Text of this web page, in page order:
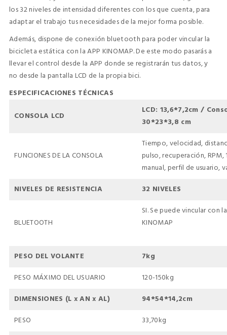
los 32 niveles de intensidad diferentes con los que cuenta, para
adaptar el trabajo tus necesidades de la mejor forma posible.
Además, dispone de conexión bluetooth para poder vincular la
bicicleta estática con la APP KINOMAP. De este modo pasarás a
llevar el control desde la APP donde se registrarán tus datos, y
no desde la pantalla LCD de la propia bici.
ESPECIFICACIONES TÉCNICAS
CONSOLA LCD
LCD: 13,6*7,2cm /
30*23*3,8 cm
FUNCIONES DE LA CONSOLA
Tiempo, velocidad,
pulso, recuperación, RPM,
manual, perfil de usuario,
NIVELES DE RESISTENCIA
32 NIVELES
BLUETOOTH
SI. Se puede vincular con
KINOMAP
PESO DEL VOLANTE
7kg
PESO MÁXIMO DEL USUARIO
120-150kg
DIMENSIONES (L x AN x AL)
94*54*14,2cm
PESO
33,70kg